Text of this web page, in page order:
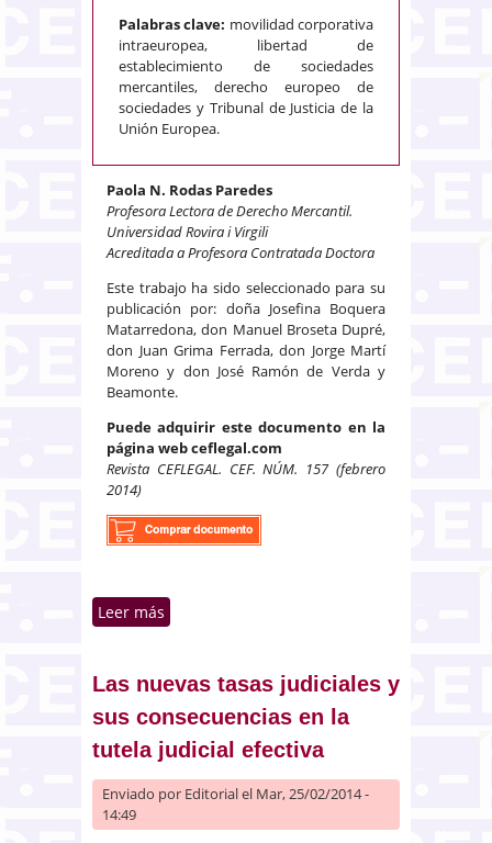
Palabras clave: movilidad corporativa
intraeuropea, libertad de
establecimiento de sociedades
mercantiles, derecho europeo de
sociedades y Tribunal de Justicia de la
Unión Europea.
Paola N. Rodas Paredes
Profesora Lectora de Derecho Mercantil.
Universidad Rovira i Virgili
Acreditada a Profesora Contratada Doctora
Este trabajo ha sido seleccionado para su
publicación por: doña Josefina Boquera
Matarredona, don Manuel Broseta Dupré,
don Juan Grima Ferrada, don Jorge Martí
Moreno y don José Ramón de Verda y
Beamonte.
Puede adquirir este documento en la
página web ceflegal.com
Revista CEFLEGAL. CEF. NÚM. 157 (febrero
2014)
Leer más
justicia de la Unión Europea
Las nuevas tasas judiciales y
sus consecuencias en la
tutela judicial efectiva
Enviado por Editorialel Mar, 25/02/2014 -
14:49